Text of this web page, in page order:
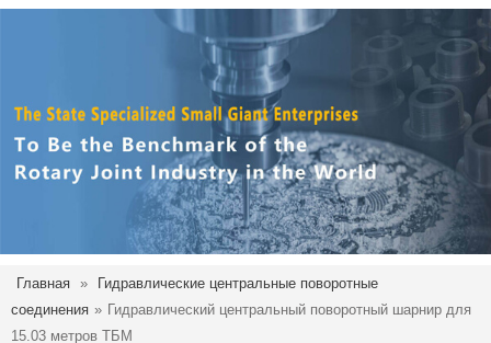
Главная »
Гидравлические центральные поворотные
соединения » Гидравлический центральный поворотный шарнир для
15.03 метров ТБМ